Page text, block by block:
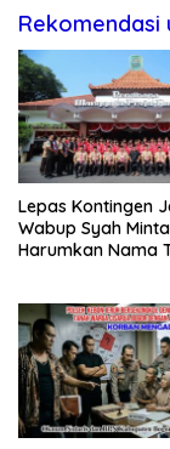
Rekomendasi
Lepas Kontingen
Wabup Syah
Harumkan Nama